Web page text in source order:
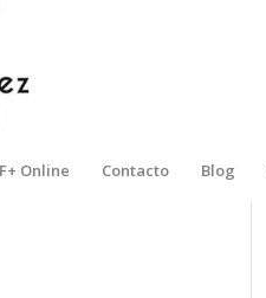
F+ Online Contacto Blog